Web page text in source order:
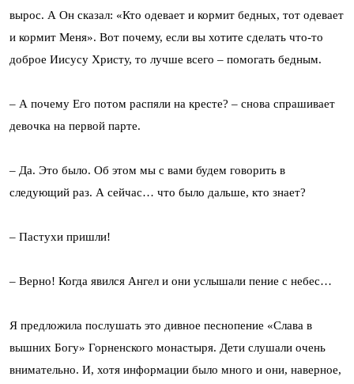
вырос. А Он сказал: «Кто одевает и кормит бедных, тот одевает
и кормит Меня». Вот почему, если вы хотите сделать что-то
доброе Иисусу Христу, то лучше всего – помогать бедным.
– А почему Его потом распяли на кресте? – снова спрашивает
девочка на первой парте.
– Да. Это было. Об этом мы с вами будем говорить в
следующий раз. А сейчас… что было дальше, кто знает?
– Пастухи пришли!
– Верно! Когда явился Ангел и они услышали пение с небес…
Я предложила послушать это дивное песнопение «Слава в
вышних Богу» Горненского монастыря. Дети слушали очень
внимательно. И, хотя информации было много и они, наверное,